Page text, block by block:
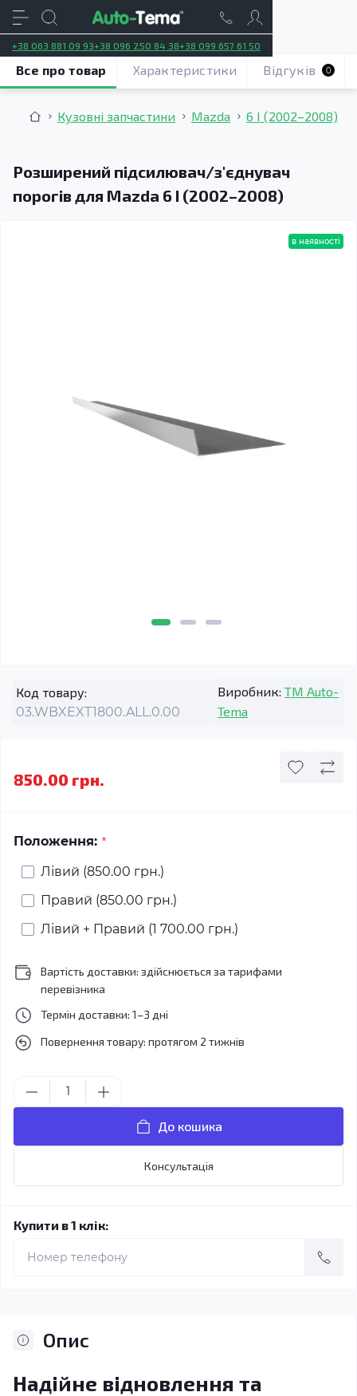
+38 063 881 09 93+38 096 250 84 38+38 099 657 61 50
Кузовні запчастини Mazda 6 I (2002–2008)
Розширений підсилювач/з'єднувач
порогів для Mazda 6 I (2002–2008)
Все про товар Характеристики Відгуків 0
в наявності
Код товару:
03.WBXEXT1800.ALL.0.00
Виробник: TM Auto-
Tema
850.00 грн.
Положення: *
Лівий (850.00 грн.)
Правий (850.00 грн.)
Лівий + Правий (1 700.00 грн.)
Вартість доставки: здійснюється за тарифами
перевізника
Термін доставки: 1–3 дні
Повернення товару: протягом 2 тижнів
До кошика
Консультація
Купити в 1 клік:
Опис
Надійне відновлення та